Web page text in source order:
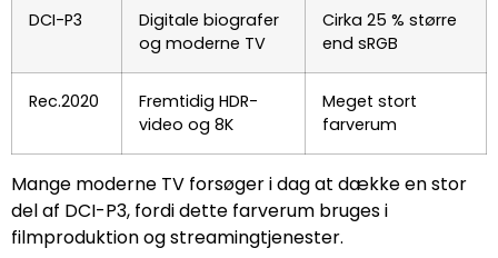
DCI-P3
Digitale biografer
og moderne TV
Cirka 25 % større
end sRGB
Rec.2020
Fremtidig HDR-
video og 8K
Meget stort
farverum
Mange moderne TV forsøger i dag at dække en stor
del af DCI-P3, fordi dette farverum bruges i
filmproduktion og streamingtjenester.